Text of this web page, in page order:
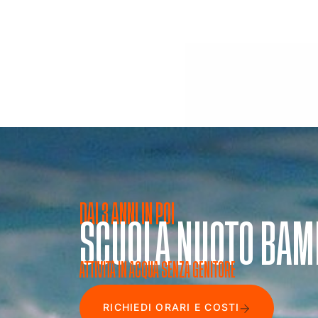
DAI 3 ANNI IN POI
SCUOLA NUOTO
ATTIVITÀ IN ACQUA SENZA GENITORE
RICHIEDI ORARI E COSTI